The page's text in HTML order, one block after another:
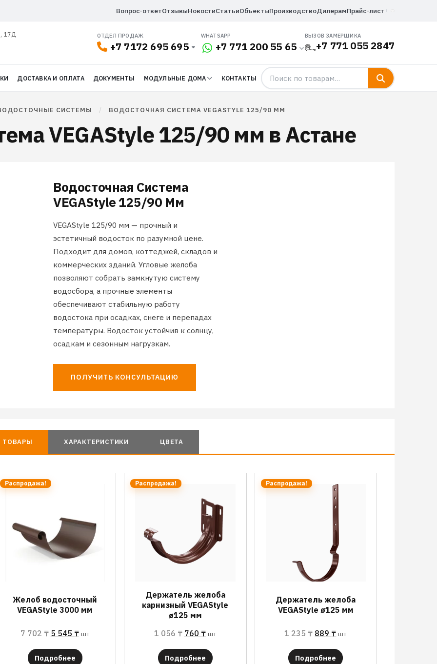
Вопрос-ответОтзывыНовостиСтатьиОбъектыПроизводствоДилерамПрайс-лист
17Д
ОТДЕЛ ПРОДАЖ
+7 7172 695 695
WHATSAPP
+7 771 200 55 65
ВЫЗОВ ЗАМЕРЩИКА
+7 771 055 2847
ДОСТАВКА И ОПЛАТА ДОКУМЕНТЫ МОДУЛЬНЫЕ ДОМА КОНТАКТЫ
СИСТЕМЫ / ВОДОСТОЧНАЯ СИСТЕМА VEGASTYLE 125/90 ММ
VEGAStyle 125/90 мм в Астане
Водосточная Система
VEGAStyle 125/90 Мм
VEGAStyle 125/90 мм — прочный и
эстетичный водосток по разумной цене.
Подходит для домов, коттеджей, складов и
коммерческих зданий. Угловые желоба
позволяют собрать замкнутую систему
водосбора, а прочные элементы
обеспечивают стабильную работу
водостока при осадках, снеге и перепадах
температуры. Водосток устойчив к солнцу,
осадкам и сезонным нагрузкам.
ПОЛУЧИТЬ КОНСУЛЬТАЦИЮ
ТОВАРЫ ХАРАКТЕРИСТИКИ ЦВЕТА
Распродажа!
Желоб водосточный
VEGAStyle 3000 мм
7 702₸ 5 545 ₸ шт
Подробнее
Распродажа!
Держатель желоба
карнизный VEGAStyle
ø125 мм
1 056₸ 760 ₸ шт
Подробнее
Распродажа!
Держатель желоба
VEGAStyle ø125 мм
1 235₸ 889 ₸ шт
Подробнее